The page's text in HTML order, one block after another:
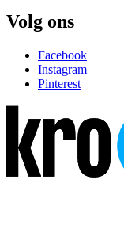
Volg ons
Facebook
Instagram
Pinterest